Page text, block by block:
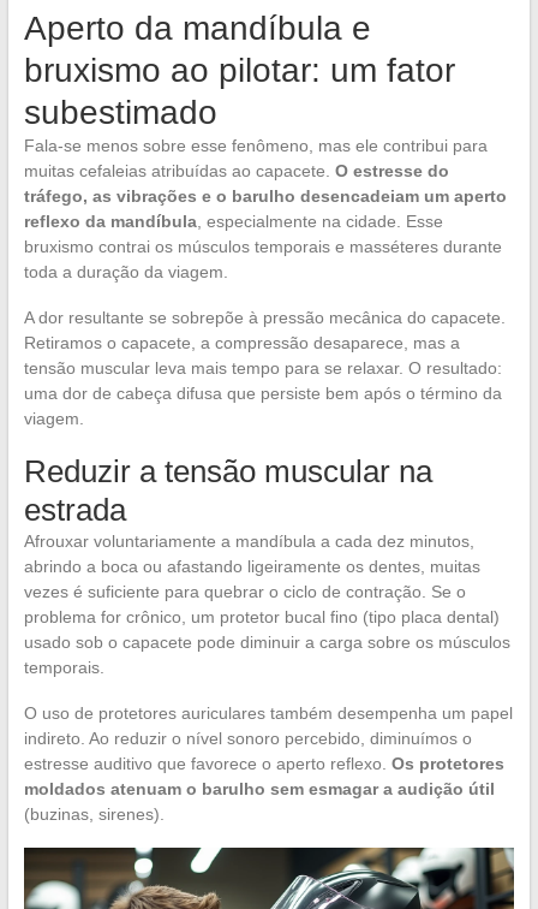
Aperto da mandíbula e
bruxismo ao pilotar: um fator
subestimado
Fala-se menos sobre esse fenômeno, mas ele contribui para
muitas cefaleias atribuídas ao capacete. O estresse do
tráfego, as vibrações e o barulho desencadeiam um aperto
reflexo da mandíbula, especialmente na cidade. Esse
bruxismo contrai os músculos temporais e masséteres durante
toda a duração da viagem.
A dor resultante se sobrepõe à pressão mecânica do capacete.
Retiramos o capacete, a compressão desaparece, mas a
tensão muscular leva mais tempo para se relaxar. O resultado:
uma dor de cabeça difusa que persiste bem após o término da
viagem.
Reduzir a tensão muscular na
estrada
Afrouxar voluntariamente a mandíbula a cada dez minutos,
abrindo a boca ou afastando ligeiramente os dentes, muitas
vezes é suficiente para quebrar o ciclo de contração. Se o
problema for crônico, um protetor bucal fino (tipo placa dental)
usado sob o capacete pode diminuir a carga sobre os músculos
temporais.
O uso de protetores auriculares também desempenha um papel
indireto. Ao reduzir o nível sonoro percebido, diminuímos o
estresse auditivo que favorece o aperto reflexo. Os protetores
moldados atenuam o barulho sem esmagar a audição útil
(buzinas, sirenes).